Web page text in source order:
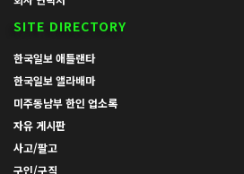
SITE DIRECTORY
한국일보 애틀랜타
한국일보 앨라배마
미주동남부 한인 업소록
자유 게시판
사고/팔고
구인/구직